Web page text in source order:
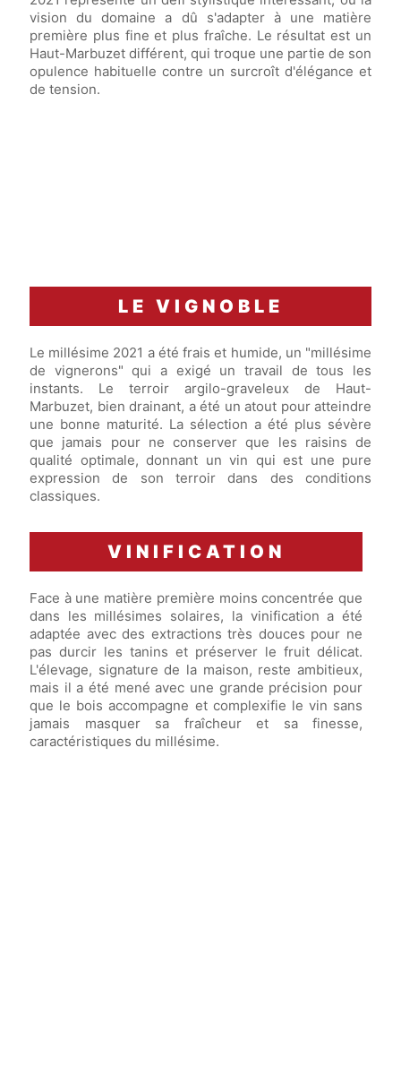
vision du domaine a dû s'adapter à une matière
première plus fine et plus fraîche. Le résultat est un
Haut-Marbuzet différent, qui troque une partie de son
opulence habituelle contre un surcroît d'élégance et
de tension.
LE VIGNOBLE
Le millésime 2021 a été frais et humide, un "millésime
de vignerons" qui a exigé un travail de tous les
instants. Le terroir argilo-graveleux de Haut-
Marbuzet, bien drainant, a été un atout pour atteindre
une bonne maturité. La sélection a été plus sévère
que jamais pour ne conserver que les raisins de
qualité optimale, donnant un vin qui est une pure
expression de son terroir dans des conditions
classiques.
VINIFICATION
Face à une matière première moins concentrée que
dans les millésimes solaires, la vinification a été
adaptée avec des extractions très douces pour ne
pas durcir les tanins et préserver le fruit délicat.
L'élevage, signature de la maison, reste ambitieux,
mais il a été mené avec une grande précision pour
que le bois accompagne et complexifie le vin sans
jamais masquer sa fraîcheur et sa finesse,
caractéristiques du millésime.